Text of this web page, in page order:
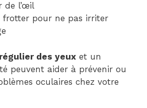
de l’œil
frotter pour ne pas irriter
des yeux et un
peuvent aider à prévenir ou
oculaires chez votre